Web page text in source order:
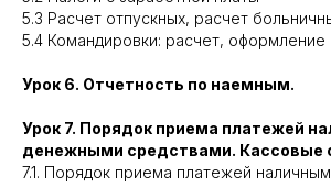
5.3 Расчет отпускных, расчет
5.4 Командировки: расчет, оформление
Урок 6. Отчетность по наемным.
Урок 7. Порядок приема платежей
денежными средствами. Кассовые
7.1. Порядок приема платежей